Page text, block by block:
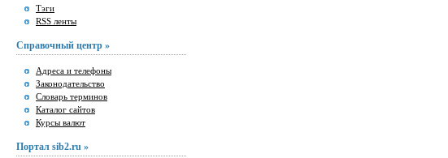
Тэги
RSS ленты
Справочный центр »
Адреса и телефоны
Законодательство
Словарь терминов
Каталог сайтов
Курсы валют
Портал sib2.ru »